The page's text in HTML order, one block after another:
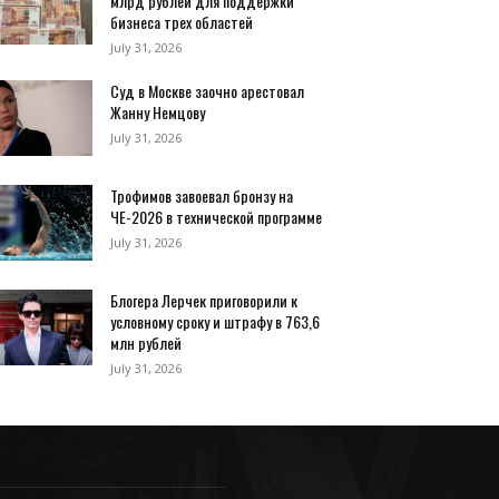
бизнеса трех областей
July 31, 2026
Суд в Москве заочно арестовал
Жанну Немцову
July 31, 2026
Трофимов завоевал бронзу на
ЧЕ-2026 в технической программе
July 31, 2026
Блогера Лерчек приговорили к
условному сроку и штрафу в 763,6
млн рублей
July 31, 2026